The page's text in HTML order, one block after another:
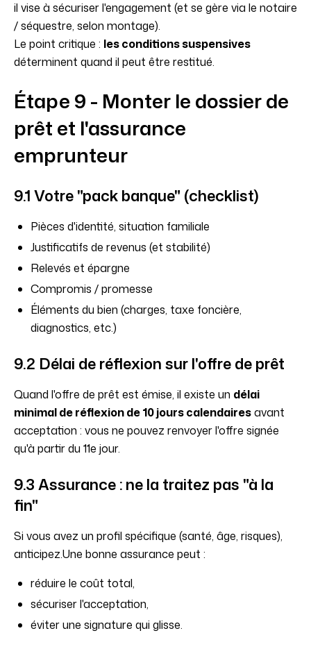
il vise à sécuriser l'engagement (et se gère via le notaire
/ séquestre, selon montage).
Le point critique : les conditions suspensives
déterminent quand il peut être restitué.
Étape 9 - Monter le dossier de
prêt et l'assurance
emprunteur
9.1 Votre "pack banque" (checklist)
Pièces d'identité, situation familiale
Justificatifs de revenus (et stabilité)
Relevés et épargne
Compromis / promesse
Éléments du bien (charges, taxe foncière,
diagnostics, etc.)
9.2 Délai de réflexion sur l'offre de prêt
Quand l'offre de prêt est émise, il existe un délai
minimal de réflexion de 10 jours calendairesavant
acceptation : vous ne pouvez renvoyer l'offre signée
qu'à partir du 11e jour.
9.3 Assurance : ne la traitez pas "à la
fin"
Si vous avez un profil spécifique (santé, âge, risques),
anticipez.Une bonne assurance peut :
réduire le coût total,
sécuriser l'acceptation,
éviter une signature qui glisse.